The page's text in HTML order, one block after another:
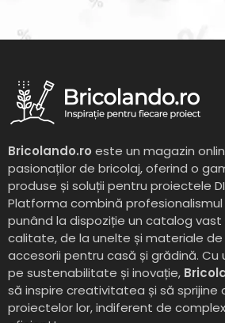
Bricolando.ro este un magazin
pasionaților de bricolaj, oferind o
produse și soluții pentru proiectele
Platforma combină
punând la dispoziție un catalog
calitate, de la unelte și materiale
accesorii pentru casă și grădină.
pe sustenabilitate și inovație,
să inspire creativitatea și să sprijine
proiectelor lor, indiferent de